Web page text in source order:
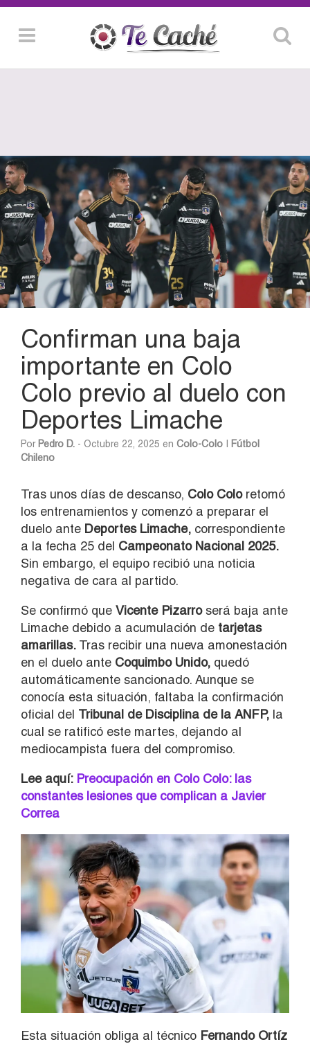
Confirman una baja
importante en Colo
Colo previo al duelo con
Deportes Limache
Por Pedro D. - Octubre 22, 2025 en Colo-Colo
Fútbol
Chileno
Tras unos días de descanso, Colo Coloretomó
los entrenamientos y comenzó a preparar el
duelo ante Deportes Limache, correspondiente
a la fecha 25 del Campeonato Nacional 2025.
Sin embargo, el equipo recibió una noticia
negativa de cara al partido.
Se confirmó que Vicente Pizarroserá baja ante
Limache debido a acumulación de tarjetas
amarillas. Tras recibir una nueva amonestación
en el duelo ante Coquimbo Unido, quedó
automáticamente sancionado. Aunque se
conocía esta situación, faltaba la confirmación
oficial del Tribunal de Disciplina de la ANFP, la
cual se ratificó este martes, dejando al
mediocampista fuera del compromiso.
Lee aquí:Preocupación en Colo Colo: las
constantes lesiones que complican a Javier
Correa
Esta situación obliga al técnico Fernando Ortíz